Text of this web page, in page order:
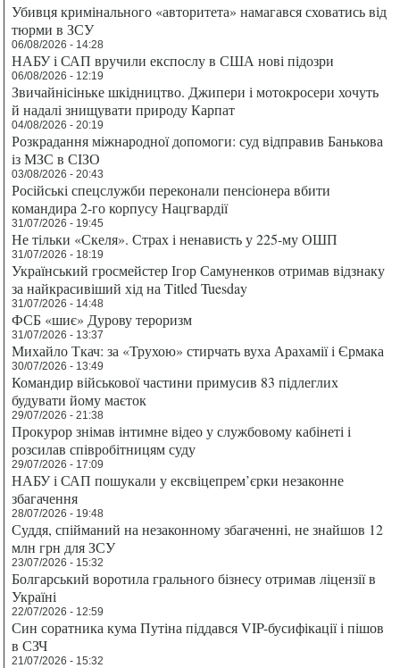
Убивця кримінального «авторитета» намагався сховатись від
тюрми в ЗСУ
06/08/2026 - 14:28
НАБУ і САП вручили експослу в США нові підозри
06/08/2026 - 12:19
Звичайнісіньке шкідництво. Джипери і мотокросери хочуть
й надалі знищувати природу Карпат
04/08/2026 - 20:19
Розкрадання міжнародної допомоги: суд відправив Банькова
із МЗС в СІЗО
03/08/2026 - 20:43
Російські спецслужби переконали пенсіонера вбити
командира 2-го корпусу Нацгвардії
31/07/2026 - 19:45
Не тільки «Скеля». Страх і ненависть у 225-му ОШП
31/07/2026 - 18:19
Український гросмейстер Ігор Самуненков отримав відзнаку
за найкрасивіший хід на Titled Tuesday
31/07/2026 - 14:48
ФСБ «шиє» Дурову тероризм
31/07/2026 - 13:37
Михайло Ткач: за «Трухою» стирчать вуха Арахамії і Єрмака
30/07/2026 - 13:49
Командир військової частини примусив 83 підлеглих
будувати йому маєток
29/07/2026 - 21:38
Прокурор знімав інтимне відео у службовому кабінеті і
розсилав співробітницям суду
29/07/2026 - 17:09
НАБУ і САП пошукали у ексвіцепрем’єрки незаконне
збагачення
28/07/2026 - 19:48
Суддя, спійманий на незаконному збагаченні, не знайшов 12
млн грн для ЗСУ
23/07/2026 - 15:32
Болгарський воротила грального бізнесу отримав ліцензії в
Україні
22/07/2026 - 12:59
Син соратника кума Путіна піддався VIP-бусифікації і пішов
в СЗЧ
21/07/2026 - 15:32